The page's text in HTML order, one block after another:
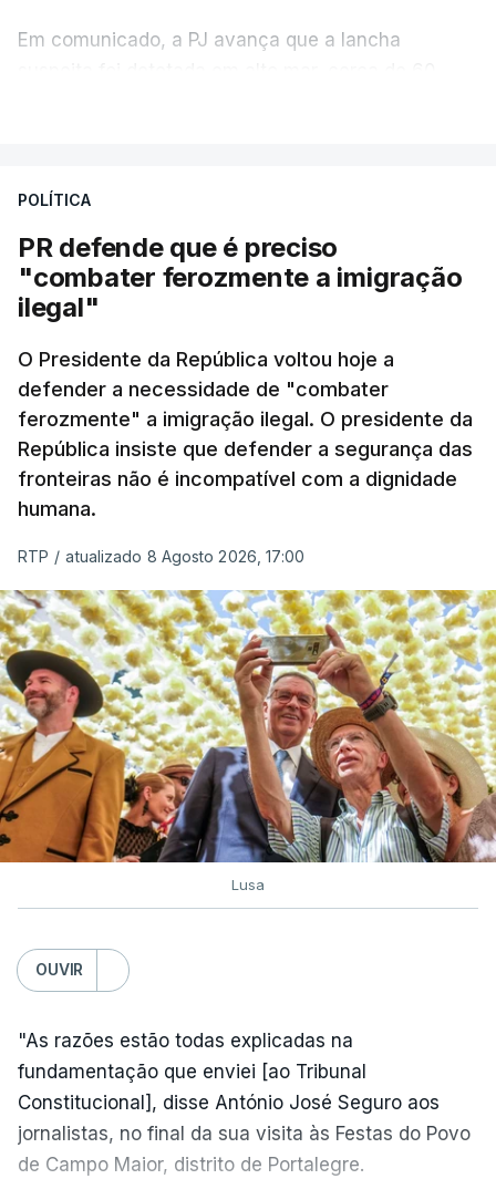
Em comunicado, a PJ avança que a lancha
desencadeando uma ação de prevenção
articulação com a Marinha, a Autoridade Marítima
Nacional e a Força Aérea.
apreendida mais cocaína até ao momento de que
em todo o ano de 2025.
A ação de prevenção visa a deteção em alto mar
de embarcações de alta velocidade (EAV) que
utilizam a costa nacional para o tráfico de droga.
c/ Lusa
POLÍTICA
PR defende que é preciso
"combater ferozmente a imigração
ilegal"
O Presidente da República voltou hoje a
defender a necessidade de "combater
ferozmente" a imigração ilegal. O presidente da
República insiste que defender a segurança das
fronteiras não é incompatível com a dignidade
humana.
RTP / atualizado 8 Agosto 2026, 17:00
Lusa
OUVIR
"As razões estão todas explicadas na
fundamentação que enviei [ao Tribunal
Constitucional], disse António José Seguro aos
jornalistas, no final da sua visita às Festas do Povo
de Campo Maior, distrito de Portalegre.